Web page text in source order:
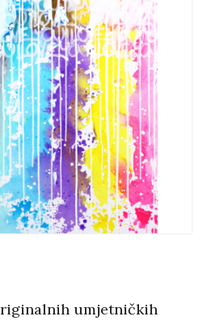
umjetničkih